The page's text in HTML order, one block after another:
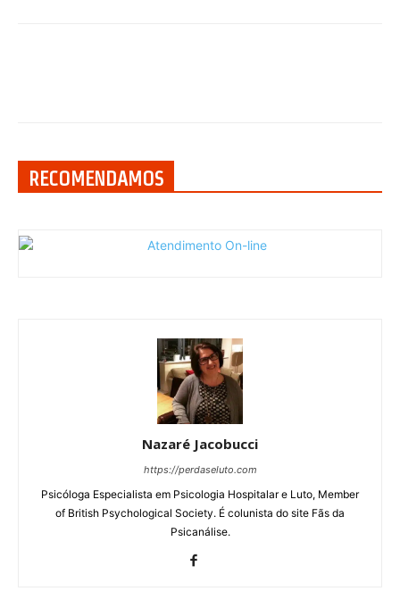
RECOMENDAMOS
Nazaré Jacobucci
https://perdaseluto.com
Psicóloga Especialista em Psicologia Hospitalar e Luto, Member
of British Psychological Society. É colunista do site Fãs da
Psicanálise.